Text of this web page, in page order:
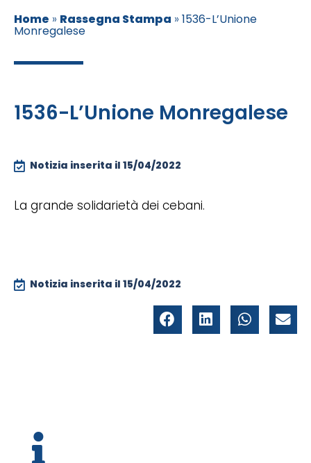
Home » Rassegna Stampa » 1536-L’Unione
Monregalese
1536-L’Unione Monregalese
Notizia inserita il 15/04/2022
La grande solidarietà dei cebani.
Notizia inserita il 15/04/2022